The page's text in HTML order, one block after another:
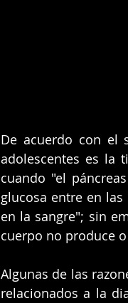
De acuerdo con el
adolescentes es la
cuando "el
glucosa entre en
en la sangre"; sin
cuerpo no produce
Algunas de las
relacionados a la